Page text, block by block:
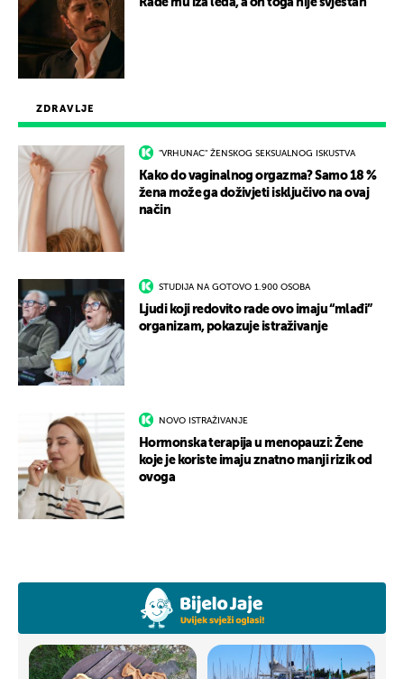
ZDRAVLJE
"VRHUNAC" ŽENSKOG SEKSUALNOG ISKUSTVA
Kako do vaginalnog orgazma? Samo 18 %
žena može ga doživjeti isključivo na ovaj
način
STUDIJA NA GOTOVO 1.900 OSOBA
Ljudi koji redovito rade ovo imaju “mlađi”
organizam, pokazuje istraživanje
NOVO ISTRAŽIVANJE
Hormonska terapija u menopauzi: Žene
koje je koriste imaju znatno manji rizik od
ovoga
Rade mu iza leđa, a on toga nije svjestan